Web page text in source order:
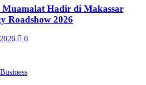
Hadir di Makassar
Roadshow 2026
0